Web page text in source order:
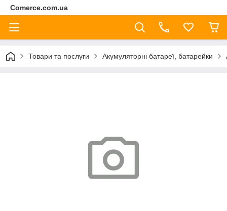
Comerce.com.ua
Товари та послуги Акумуляторні батареї, батарейки